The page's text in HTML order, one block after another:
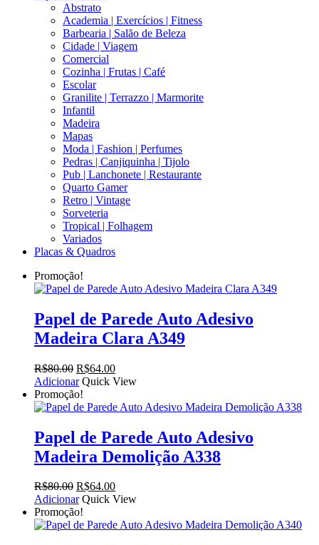
Abstrato
Academia | Exercícios | Fitness
Barbearia | Salão de Beleza
Cidade | Viagem
Comercial
Cozinha | Frutas | Café
Escolar
Granilite | Terrazzo | Marmorite
Infantil
Madeira
Mapas
Moda | Fashion | Perfumes
Pedras | Canjiquinha | Tijolo
Pub | Lanchonete | Restaurante
Quarto Gamer
Retro | Vintage
Sorveteria
Tropical | Folhagem
Variados
Placas & Quadros
Promoção!
Papel de Parede Auto Adesivo
Madeira Clara A349
R$80.00 O
preço
original
era:
R$64.00O
preço
é:
Adicionar Quick View
Promoção!
Papel de Parede Auto Adesivo
Madeira Demolição A338
R$80.00 O
preço
original
era:
R$64.00O
preço
é:
Adicionar Quick View
Promoção!